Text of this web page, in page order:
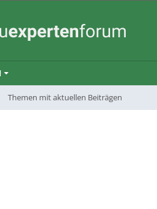
Themen mit aktuellen Beiträgen